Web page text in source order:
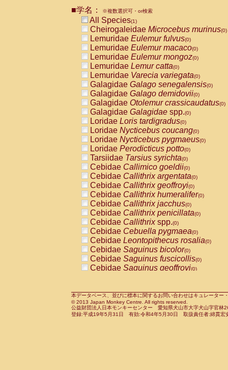
CebidaeCebus nigrivittatus
CebidaeCebus
CebidaeSaimiri boliviensis(0)
CebidaeSaimiri sciureus(0)
AtelidaeAlouatta caraya(0)
AtelidaeAlouatta fusca(0)
AtelidaeAlouatta seniculus
AtelidaeAlouattaspp.(0)
AtelidaeAteles belzebuth(0)
AtelidaeAteles geoffroyi(0)
AtelidaeAteles paniscus(0)
AtelidaeAtelesspp.(0)
Atelidae Lagothrix lagothricha
AtelidaeLagothrix lagothricha cana
PitheciidaeCacajao calvus
PitheciidaeCallicebus cupreus
PitheciidaeCallicebus donacophilus
PitheciidaeCallicebus moloch
PitheciidaeCallicebus torquatus
PitheciidaeCallicebusspp.(0)
PitheciidaeChiropotes satanas(0)
PitheciidaePithecia monachus
PitheciidaePithecia pithecia(0)
CercopithecidaeCercocebus agilis
CercopithecidaeCercocebus
CercopithecidaeCercocebus
CercopithecidaeCercocebus
CercopithecidaeCercocebus
CercopithecidaeCercocebushybrid
CercopithecidaePapio anubis(0)
CercopithecidaePapio cynocephalus
CercopithecidaePapio hamadryas(0)
■学名： ※複数選択可・or検索
All Species(1)
Cheirogaleidae Microcebus murinus(0)
Lemuridae Eulemur fulvus(0)
Lemuridae Eulemur macaco(0)
Lemuridae Eulemur mongoz(0)
Lemuridae Lemur catta(0)
Lemuridae Varecia variegata(0)
Galagidae Galago senegalensis(0)
Galagidae Galago demidovii(0)
Galagidae Otolemur crassicaudatus(0)
Galagidae Galagidae spp.(0)
Loridae Loris tardigradus(0)
Loridae Nycticebus coucang(0)
Loridae Nycticebus pygmaeus(0)
Loridae Perodicticus potto(0)
Tarsiidae Tarsius syrichta(0)
Cebidae Callimico goeldii(0)
Cebidae Callithrix argentata(0)
Cebidae Callithrix geoffroyi(0)
Cebidae Callithrix humeralifer(0)
Cebidae Callithrix jacchus(0)
Cebidae Callithrix penicillata(0)
Cebidae Callithrixspp.(0)
Cebidae Cebuella pygmaea(0)
Cebidae Leontopithecus rosalia(0)
Cebidae Saguinus bicolor(0)
Cebidae Saguinus fuscicollis(0)
Cebidae Saguinus geoffroyi(0)
CebidaeSaguinus leucopus(0)
CebidaeSaguinus midas(0)
Cebidae Saguinus mystax(0)
本データベース、並びに標本に関するお問い合わせはキュレータ
© 2013 Japan Monkey Centre. All rights reserved.
公益財団法人日本モンキーセンター 愛知県犬山市大字犬山字官
登録:平成19年5月31日 有効:令和4年5月30日 取扱責任者:綿貫宏